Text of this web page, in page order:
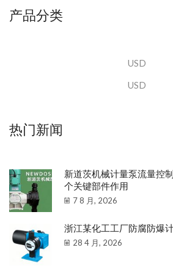
产品分类
USD
USD
热门新闻
新道茨机械计量泵流量控
个关键部件作用
7 8 月, 2026
浙江某化工工厂防腐防爆
28 4 月, 2026